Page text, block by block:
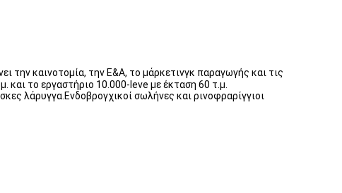
την καινοτομία, την Ε&Α, το μάρκετινγκ παραγωγής και τις
το εργαστήριο 10.000-leve με έκταση 60 τ.μ.
λάρυγγα.Ενδοβρογχικοί σωλήνες και ρινοφραρίγγιοι